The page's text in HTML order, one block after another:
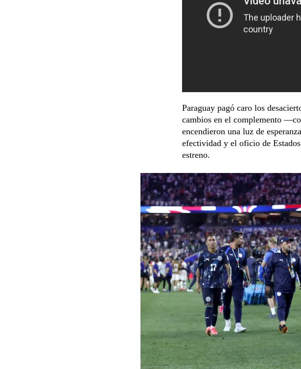
Paraguay pagó caro los
cambios en el complemento
encendieron una luz de
efectividad y el oficio de
estreno.